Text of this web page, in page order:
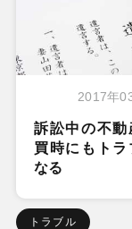
2017年
訴訟中の不動
買時にもトラ
なる
トラブル